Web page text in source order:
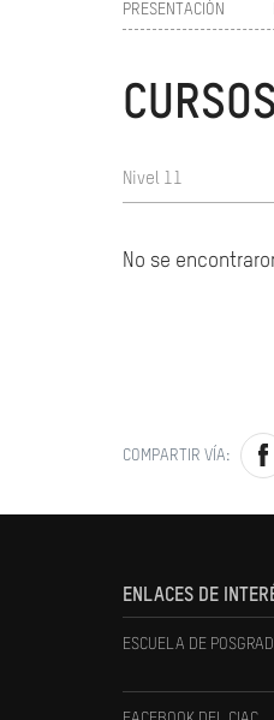
PRESENTACIÓN
CURSOS
Nivel 11
No se
COMPARTIR VÍA:
ENLACES DE
ESCUELA DE